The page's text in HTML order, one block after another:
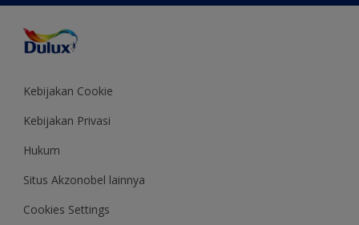
Inspirasi
Saran Mendekorasi
Colour of the Year
Kebijakan Cookie
Kebijakan Privasi
Hukum
Situs Akzonobel lainnya
Cookies Settings